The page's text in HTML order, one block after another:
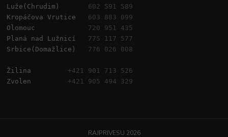
Luže(Chrudim) 602 591 589
Kropáčova Vrutice 603 883 099
Olomouc 720 951 435
Planá nad Lužnicí 775 117 577
Srbice(Domažlice) 776 026 008
Žilina +421 901 713 526
Zvolen +421 905 494 329
RAJPRIVESU 2026